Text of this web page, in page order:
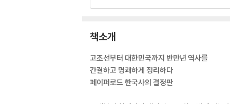
책소개
고조선부터 대한민국까지 반만년 역사를
간결하고 명쾌하게 정리하다
페이퍼로드 한국사의 결정판